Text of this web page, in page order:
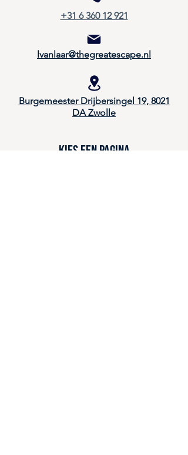
+31 6 360 12 921
lvanlaar@thegreatescape.nl
Burgemeester Drijbersingel 19, 8021
DA Zwolle
Kies een pagina